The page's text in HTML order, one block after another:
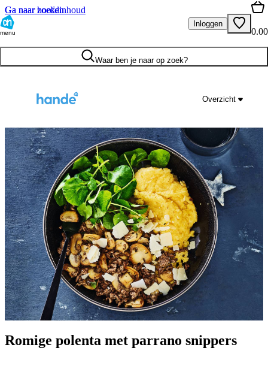
Ga naar hoofdinhoud
Ga naar zoeken
menu
Inloggen
0.00
Waar ben je naar op zoek?
Overzicht
Romige polenta met parrano snippers